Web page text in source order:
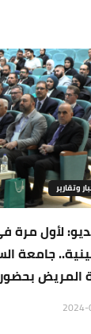
وتقارير
لأول مرة
جامعة
المريض